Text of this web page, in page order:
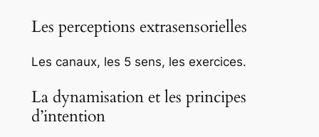
Les perceptions extrasensorielles
Les canaux, les 5 sens, les exercices.
La dynamisation et les principes
d’intention